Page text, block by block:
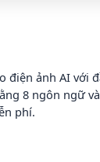
điện ảnh AI với
8 ngôn ngữ
phí.